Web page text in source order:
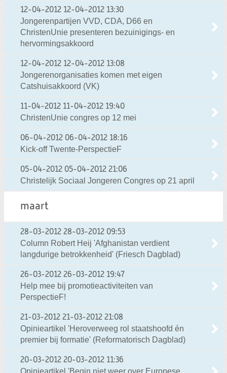
12-04-2012 12-04-2012 13:30
Jongerenpartijen VVD, CDA, D66 en
ChristenUnie presenteren bezuinigings- en
hervormingsakkoord
12-04-2012 12-04-2012 13:08
Jongerenorganisaties komen met eigen
Catshuisakkoord (VK)
11-04-2012 11-04-2012 19:40
ChristenUnie congres op 12 mei
06-04-2012 06-04-2012 18:16
Kick-off Twente-PerspectieF
05-04-2012 05-04-2012 21:06
Christelijk Sociaal Jongeren Congres op 21 april
maart
28-03-2012 28-03-2012 09:53
Column Robert Heij 'Afghanistan verdient
langdurige betrokkenheid' (Friesch Dagblad)
26-03-2012 26-03-2012 19:47
Help mee bij promotieactiviteiten van
PerspectieF!
21-03-2012 21-03-2012 21:08
Opinieartikel 'Heroverweeg rol staatshoofd én
premier bij formatie' (Reformatorisch Dagblad)
20-03-2012 20-03-2012 11:36